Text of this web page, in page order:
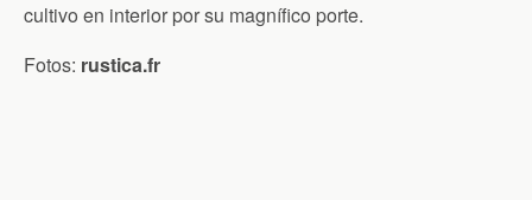
cultivo en interior por su magnífico porte.
Fotos: rustica.fr